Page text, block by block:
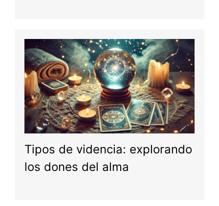
Tipos de videncia: explorando
los dones del alma